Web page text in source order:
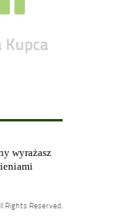
wyrażasz
Rights Reserved.